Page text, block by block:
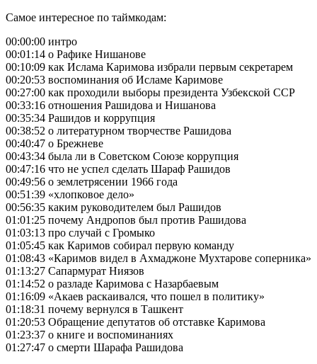
Самое интересное по таймкодам:
00:00:00 интро
00:01:14 о Рафике Нишанове
00:10:09 как Ислама Каримова избрали первым секретарем
00:20:53 воспоминания об Исламе Каримове
00:27:00 как проходили выборы президента Узбекской ССР
00:33:16 отношения Рашидова и Нишанова
00:35:34 Рашидов и коррупция
00:38:52 о литературном творчестве Рашидова
00:40:47 о Брежневе
00:43:34 была ли в Советском Союзе коррупция
00:47:16 что не успел сделать Шараф Рашидов
00:49:56 о землетрясении 1966 года
00:51:39 «хлопковое дело»
00:56:35 каким руководителем был Рашидов
01:01:25 почему Андропов был против Рашидова
01:03:13 про случай с Громыко
01:05:45 как Каримов собирал первую команду
01:08:43 «Каримов видел в Ахмаджоне Мухтарове соперника»
01:13:27 Сапармурат Ниязов
01:14:52 о разладе Каримова с Назарбаевым
01:16:09 «Акаев раскаивался, что пошел в политику»
01:18:31 почему вернулся в Ташкент
01:20:53 Обращение депутатов об отставке Каримова
01:23:37 о книге и воспоминаниях
01:27:47 о смерти Шарафа Рашидова